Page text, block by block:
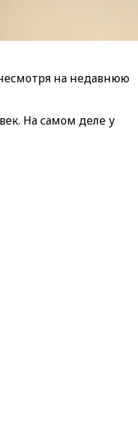
на недавнюю
На самом деле у